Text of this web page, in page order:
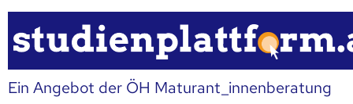
Ein Angebot der ÖH Maturant_innenberatung